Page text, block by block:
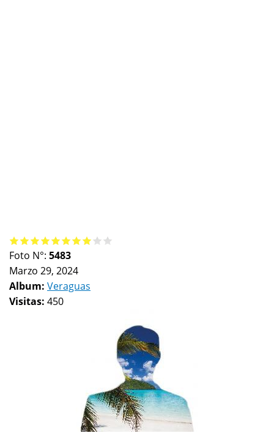
Foto N°: 5483
Marzo 29, 2024
Album: Veraguas
Visitas: 450